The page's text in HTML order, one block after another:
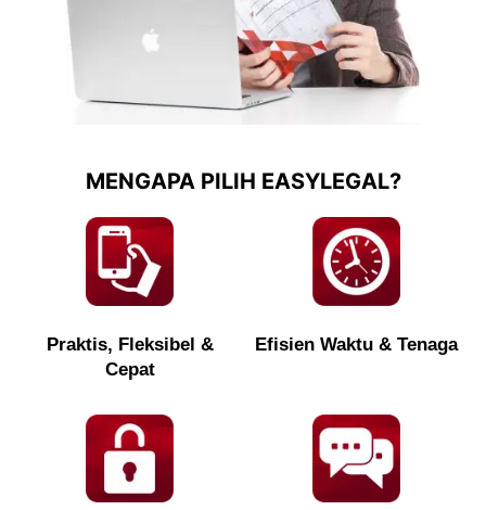
MENGAPA PILIH EASYLEGAL?
Praktis, Fleksibel &
Cepat
Efisien Waktu & Tenaga